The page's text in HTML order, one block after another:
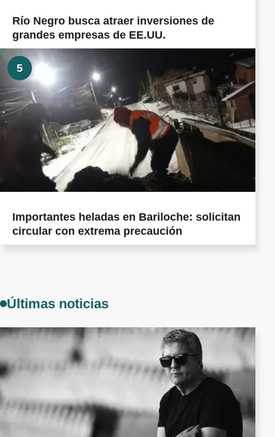
Río Negro busca atraer inversiones de
grandes empresas de EE.UU.
5
Importantes heladas en Bariloche: solicitan
circular con extrema precaución
Últimas noticias